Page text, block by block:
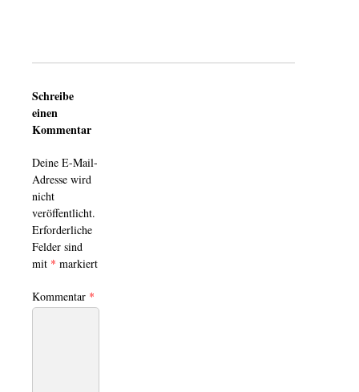
Schreibe
einen
Kommentar
Deine E-Mail-
Adresse wird
nicht
veröffentlicht.
Erforderliche
Felder sind
mit * markiert
Kommentar *